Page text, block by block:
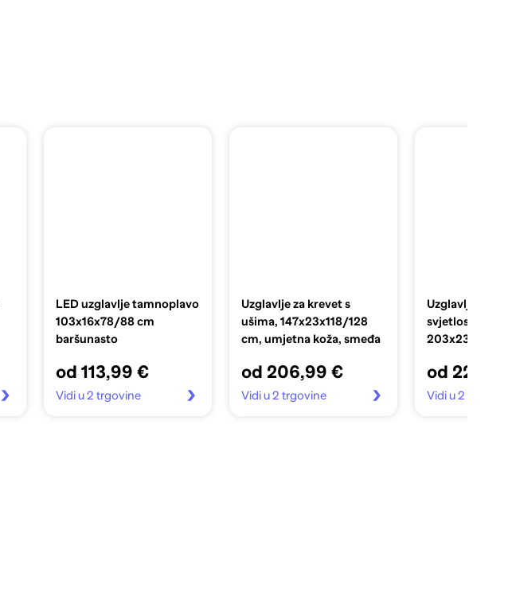
LED uzglavlje tamnoplavo
103x16x78/88 cm
baršunasto
od 113,99 €
Vidi u 2 trgovine
Uzglavlje za krevet s
ušima, 147x23x118/128
cm, umjetna koža, smeđa
od 206,99 €
Vidi u 2 trgovine
Uzglavlje s
svjetlosivo
203x23x118/
od
Vidi u 2 trgovine